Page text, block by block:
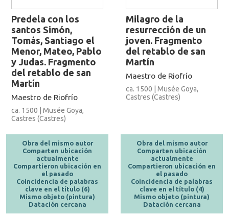
Predela con los
santos Simón,
Tomás, Santiago el
Menor, Mateo, Pablo
y Judas. Fragmento
del retablo de san
Martín
Maestro de Riofrío
ca. 1500 | Musée Goya,
Castres (Castres)
Obra del mismo autor
Comparten ubicación
actualmente
Compartieron ubicación en
el pasado
Coincidencia de palabras
clave en el título (6)
Mismo objeto (pintura)
Datación cercana
Milagro de la
resurrección de un
joven. Fragmento
del retablo de san
Martín
Maestro de Riofrío
ca. 1500 | Musée Goya,
Castres (Castres)
Obra del mismo autor
Comparten ubicación
actualmente
Compartieron ubicación en
el pasado
Coincidencia de palabras
clave en el título (4)
Mismo objeto (pintura)
Datación cercana